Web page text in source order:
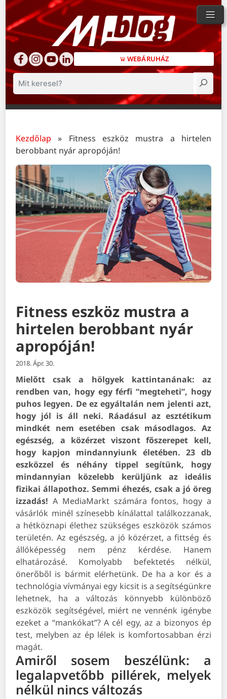
WEBÁRUHÁZ
Keresés
Kezdőlap » Fitness eszköz mustra a hirtelen
berobbant nyár apropóján!
Fitness eszköz mustra a
hirtelen berobbant nyár
apropóján!
2018. Ápr. 30.
Mielőtt csak a hölgyek kattintanának: az
rendben van, hogy egy férfi “megteheti”, hogy
puhos legyen. De ez egyáltalán nem jelenti azt,
hogy jól is áll neki. Ráadásul az esztétikum
mindkét nem esetében csak másodlagos. Az
egészség, a közérzet viszont főszerepet kell,
hogy kapjon mindannyiunk életében. 23 db
eszközzel és néhány tippel segítünk, hogy
mindannyian közelebb kerüljünk az ideális
fizikai állapothoz. Semmi éhezés, csak a jó öreg
izzadás! A MediaMarkt számára fontos, hogy a
vásárlók minél színesebb kínálattal találkozzanak,
a hétköznapi élethez szükséges eszközök számos
területén. Az egészség, a jó közérzet, a fittség és
állóképesség nem pénz kérdése. Hanem
elhatározásé. Komolyabb befektetés nélkül,
önerőből is bármit elérhetünk. De ha a kor és a
technológia vívmányai egy kicsit is a segítségünkre
lehetnek, ha a változás könnyebb különböző
eszközök segítségével, miért ne vennénk igénybe
ezeket a “mankókat”? A cél egy, az a bizonyos ép
test, melyben az ép lélek is komfortosabban érzi
magát.
Amiről sosem beszélünk: a
legalapvetőbb pillérek, melyek
nélkül nincs változás